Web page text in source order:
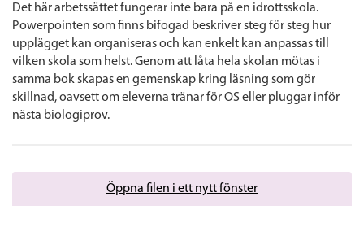
Det här arbetssättet fungerar inte bara på en idrottsskola.
Powerpointen som finns bifogad beskriver steg för steg hur
upplägget kan organiseras och kan enkelt kan anpassas till
vilken skola som helst. Genom att låta hela skolan mötas i
samma bok skapas en gemenskap kring läsning som gör
skillnad, oavsett om eleverna tränar för OS eller pluggar inför
nästa biologiprov.
Öppna filen i ett nytt fönster